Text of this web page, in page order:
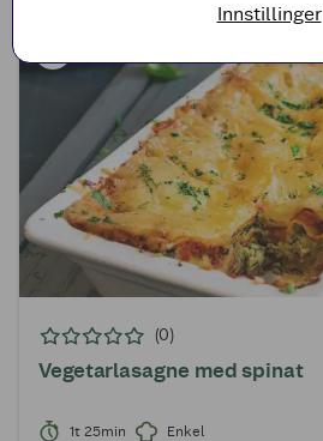
(0)
Vegetarlasagne med spinat
1t 25min Enkel
Innstillinger